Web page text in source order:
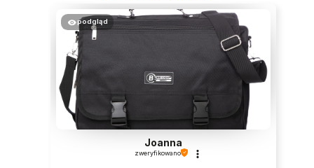
podgląd
Joanna
zweryfikowano